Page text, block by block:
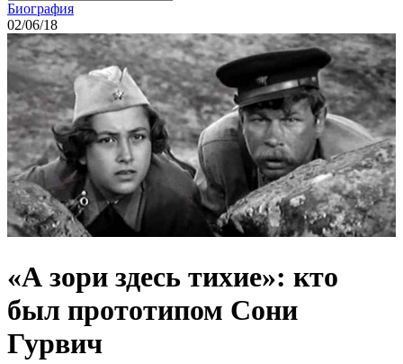
Биография
02/06/18
«А зори здесь тихие»: кто
был прототипом Сони
Гурвич